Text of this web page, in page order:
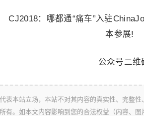
公众号二维
表本站立场，本站不对其内容的真实性、完整
有。如本文内容影响到您的合法权益（内容、图